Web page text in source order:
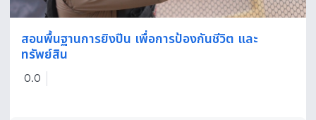
สอนพื้นฐานการยิงปืน เพื่อการป้องกันชีวิต และ
ทรัพย์สิน
0.0